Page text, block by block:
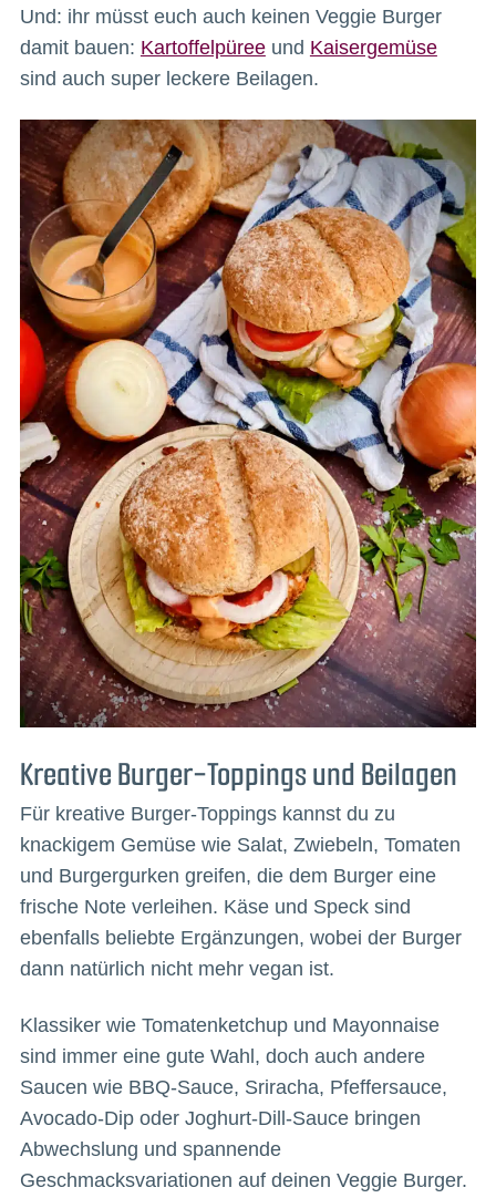
Und: ihr müsst euch auch keinen Veggie Burger
damit bauen: Kartoffelpüreeund Kaisergemüse
sind auch super leckere Beilagen.
Kreative Burger-Toppings und Beilagen
Für kreative Burger-Toppings kannst du zu
knackigem Gemüse wie Salat, Zwiebeln, Tomaten
und Burgergurken greifen, die dem Burger eine
frische Note verleihen. Käse und Speck sind
ebenfalls beliebte Ergänzungen, wobei der Burger
dann natürlich nicht mehr vegan ist.
Klassiker wie Tomatenketchup und Mayonnaise
sind immer eine gute Wahl, doch auch andere
Saucen wie BBQ-Sauce, Sriracha, Pfeffersauce,
Avocado-Dip oder Joghurt-Dill-Sauce bringen
Abwechslung und spannende
Geschmacksvariationen auf deinen Veggie Burger.